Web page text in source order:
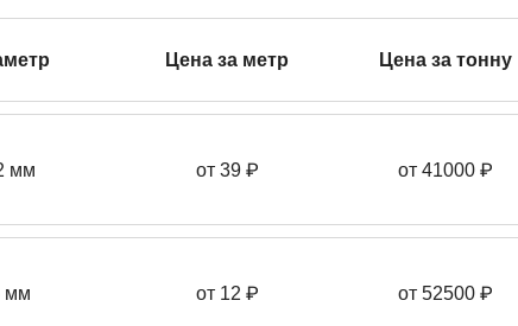
Цена за метр Цена за тонну
мм от 39₽ от 41000₽
мм от 12 ₽ от 52500₽